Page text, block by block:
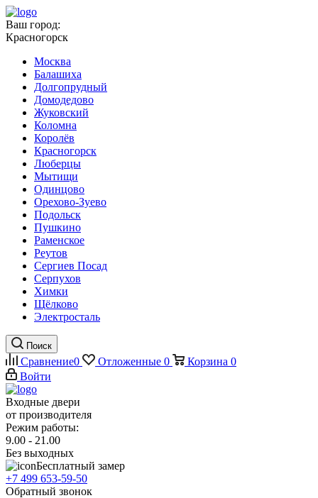
Ваш город:
Красногорск
Москва
Балашиха
Долгопрудный
Домодедово
Жуковский
Коломна
Королёв
Красногорск
Люберцы
Мытищи
Одинцово
Орехово-Зуево
Подольск
Пушкино
Раменское
Реутов
Сергиев Посад
Серпухов
Химки
Щёлково
Электросталь
Поиск
Сравнение0 Отложенные 0 Корзина 0
Войти
Входные двери
от производителя
Режим работы:
9.00 - 21.00
Без выходных
Бесплатный замер
+7 499 653-59-50
Обратный звонок